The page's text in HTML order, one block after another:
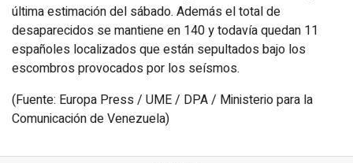
última estimación del sábado. Además el total de
desaparecidos se mantiene en 140 y todavía quedan 11
españoles localizados que están sepultados bajo los
escombros provocados por los seísmos.
(Fuente: Europa Press / UME / DPA / Ministerio para la
Comunicación de Venezuela)